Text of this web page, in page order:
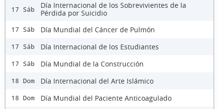
17 Sáb
Día Internacional de los Sobrevivientes de la
Pérdida por Suicidio
17 Sáb Día Mundial del Cáncer de Pulmón
17 Sáb Día Internacional de los Estudiantes
17 Sáb Día Mundial de la Construcción
18 Dom Día Internacional del Arte Islámico
18 Dom Día Mundial del Paciente Anticoagulado